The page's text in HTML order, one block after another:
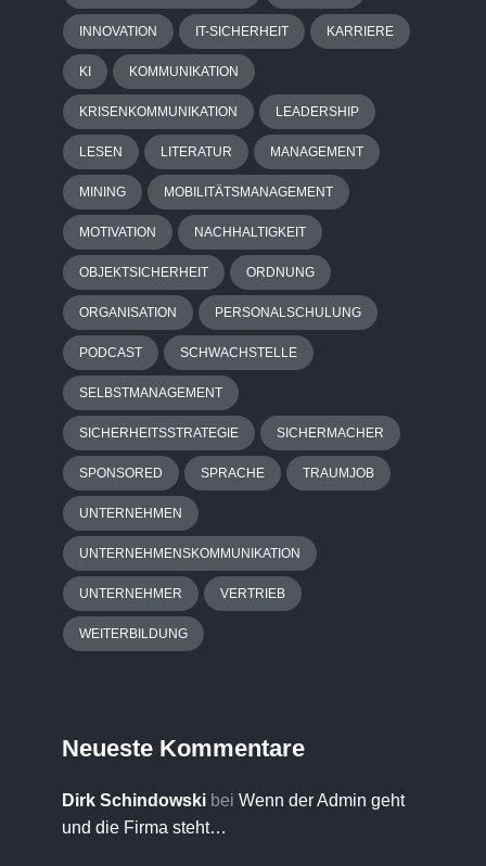
INNOVATION IT-SICHERHEIT KARRIERE
KI KOMMUNIKATION
KRISENKOMMUNIKATION LEADERSHIP
LESEN LITERATUR MANAGEMENT
MINING MOBILITÄTSMANAGEMENT
MOTIVATION NACHHALTIGKEIT
OBJEKTSICHERHEIT ORDNUNG
ORGANISATION PERSONALSCHULUNG
PODCAST SCHWACHSTELLE
SELBSTMANAGEMENT
SICHERHEITSSTRATEGIE SICHERMACHER
SPONSORED SPRACHE TRAUMJOB
UNTERNEHMEN
UNTERNEHMENSKOMMUNIKATION
UNTERNEHMER VERTRIEB
WEITERBILDUNG
Neueste Kommentare
Dirk Schindowski bei Wenn der Admin geht
und die Firma steht…